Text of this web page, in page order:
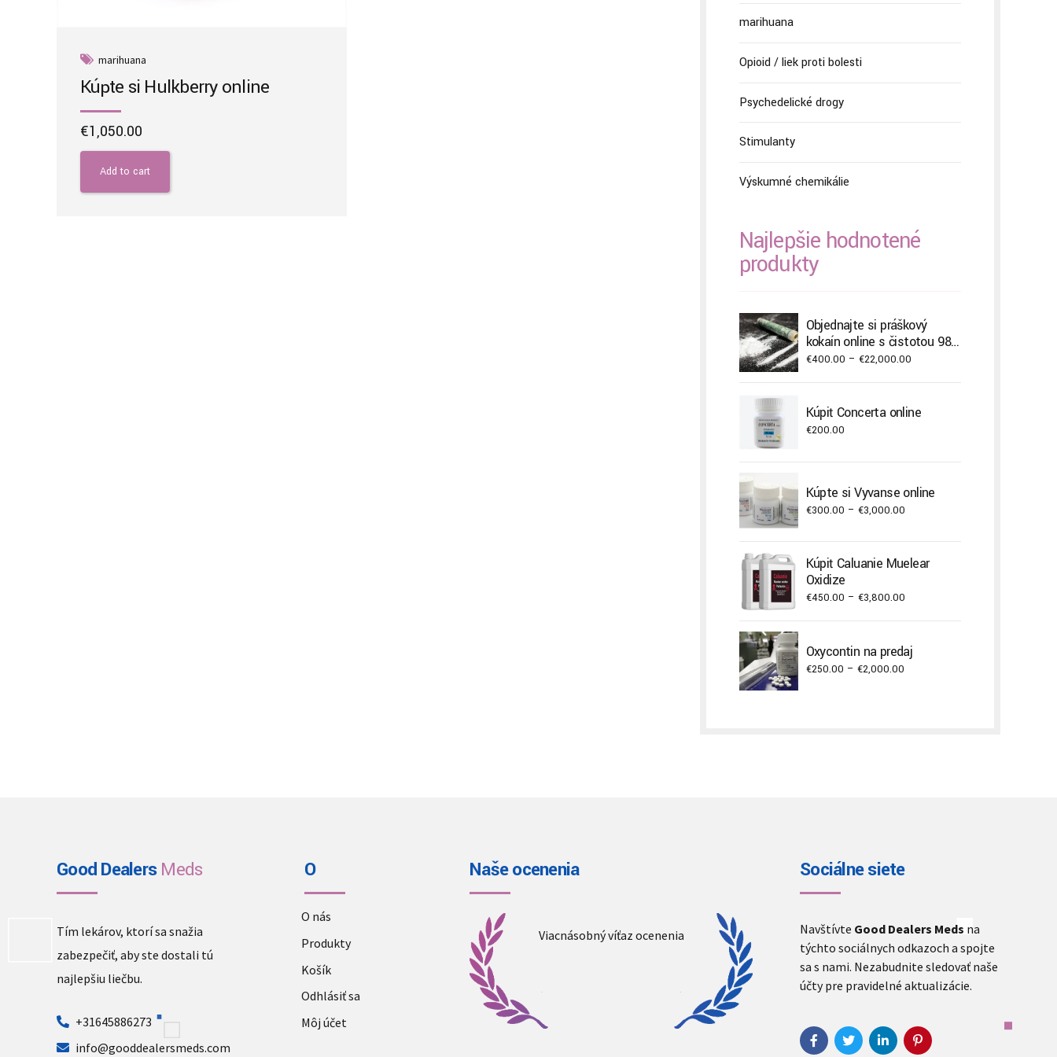
marihuana
Kúpte si Hulkberry online
€1,050.00
Add to cart
marihuana
Opioid / liek proti bolesti
Psychedelické drogy
Stimulanty
Výskumné chemikálie
Najlepšie hodnotené
produkty
Objednajte si práškový
kokaín online s čistotou 98,8
%.
€400.00 – €22,000.00Price
through
Kúpiť Concerta online
€200.00
Kúpte si Vyvanse online
€300.00 – €3,000.00Price
through
Kúpiť Caluanie Muelear
Oxidize
€450.00 – €3,800.00Price
through
Oxycontin na predaj
€250.00 – €2,000.00Price
Good DealersMeds
Tím lekárov, ktorí sa snažia
zabezpečiť, aby ste dostali tú
najlepšiu liečbu.
+31645886273
info@gooddealersmeds.com
O
O nás
Produkty
Košík
Odhlásiť sa
Môj účet
Naše ocenenia
Viacnásobný víťaz ocenenia
Sociálne siete
Navštívte Good Dealers Meds na
týchto sociálnych odkazoch a spojte
sa s nami. Nezabudnite sledovať naše
účty pre pravidelné aktualizácie.